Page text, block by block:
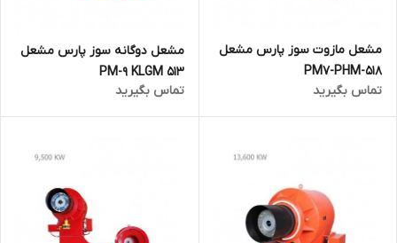
مشعل مازوت سوز پارس مشعل
PM7-PHM-518
تماس بگیرید
مشعل دوگانه سوز پارس مشعل
PM-9 KLGM 513
تماس بگیرید